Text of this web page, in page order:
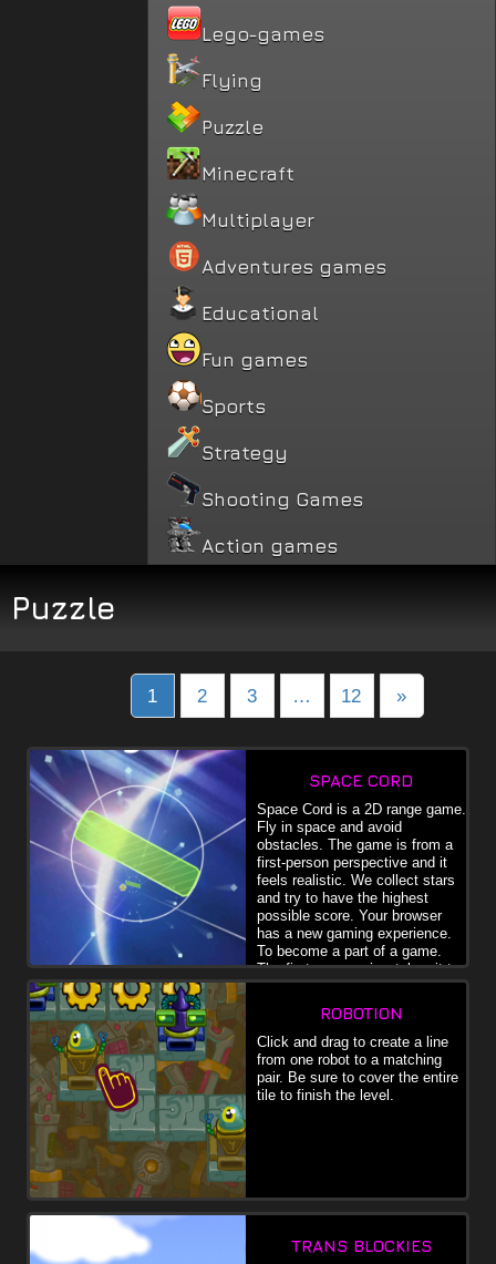
Lego-games
Flying
Puzzle
Minecraft
Multiplayer
Adventures games
Educational
Fun games
Sports
Strategy
Shooting Games
Action games
Puzzle
1 2 3 … 12 »
SPACE CORD
Space Cord is a 2D range game.
Fly in space and avoid
obstacles. The game is from a
first-person perspective and it
feels realistic. We collect stars
and try to have the highest
possible score. Your browser
has a new gaming experience.
To become a part of a game.
The first-person view takes it to
the next level. Avoid all obstacles. In the beginning they fit through
fixed objects, but later they will move. You are rather qualified?
What 's your highest score? Challenge your friends and find out who
can play better. It is cheerful to spend time. Age rating: PACO3 (for
children)
ROBOTION
Click and drag to create a line
from one robot to a matching
pair. Be sure to cover the entire
tile to finish the level.
TRANS BLOCKIES